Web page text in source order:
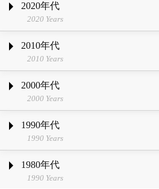
2020年代
2020 Years
2010年代
2010 Years
2000年代
2000 Years
1990年代
1990 Years
1980年代
1990 Years